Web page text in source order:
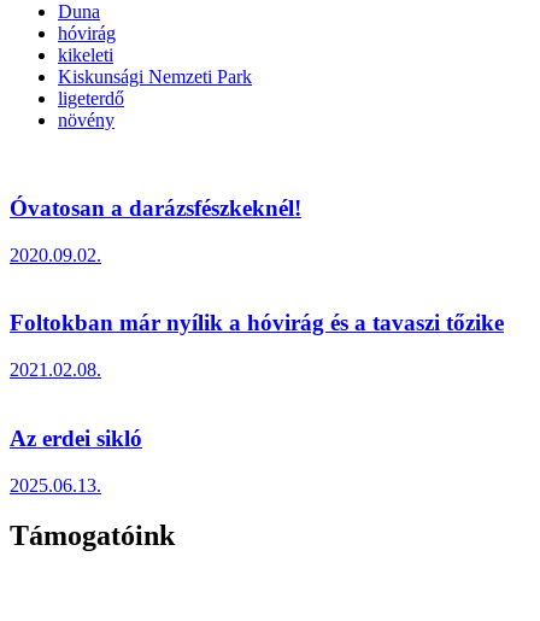
Duna
hóvirág
kikeleti
Kiskunsági Nemzeti Park
ligeterdő
növény
Óvatosan a darázsfészkeknél!
2020.09.02.
Foltokban már nyílik a hóvirág és a tavaszi tőzike
2021.02.08.
Az erdei sikló
2025.06.13.
Támogatóink